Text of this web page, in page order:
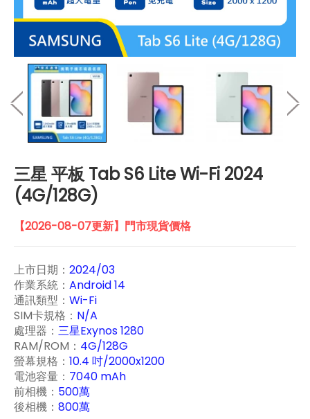
三星 平板 Tab S6 Lite Wi-Fi 2024
(4G/128G)
【2026-08-07更新】門市現貨價格
上市日期： 2024/03
作業系統： Android 14
通訊類型： Wi-Fi
SIM卡規格： N/A
處理器： 三星Exynos 1280
RAM/ROM： 4G/128G
螢幕規格： 10.4 吋/2000x1200
電池容量： 7040 mAh
前相機： 500萬
後相機： 800萬